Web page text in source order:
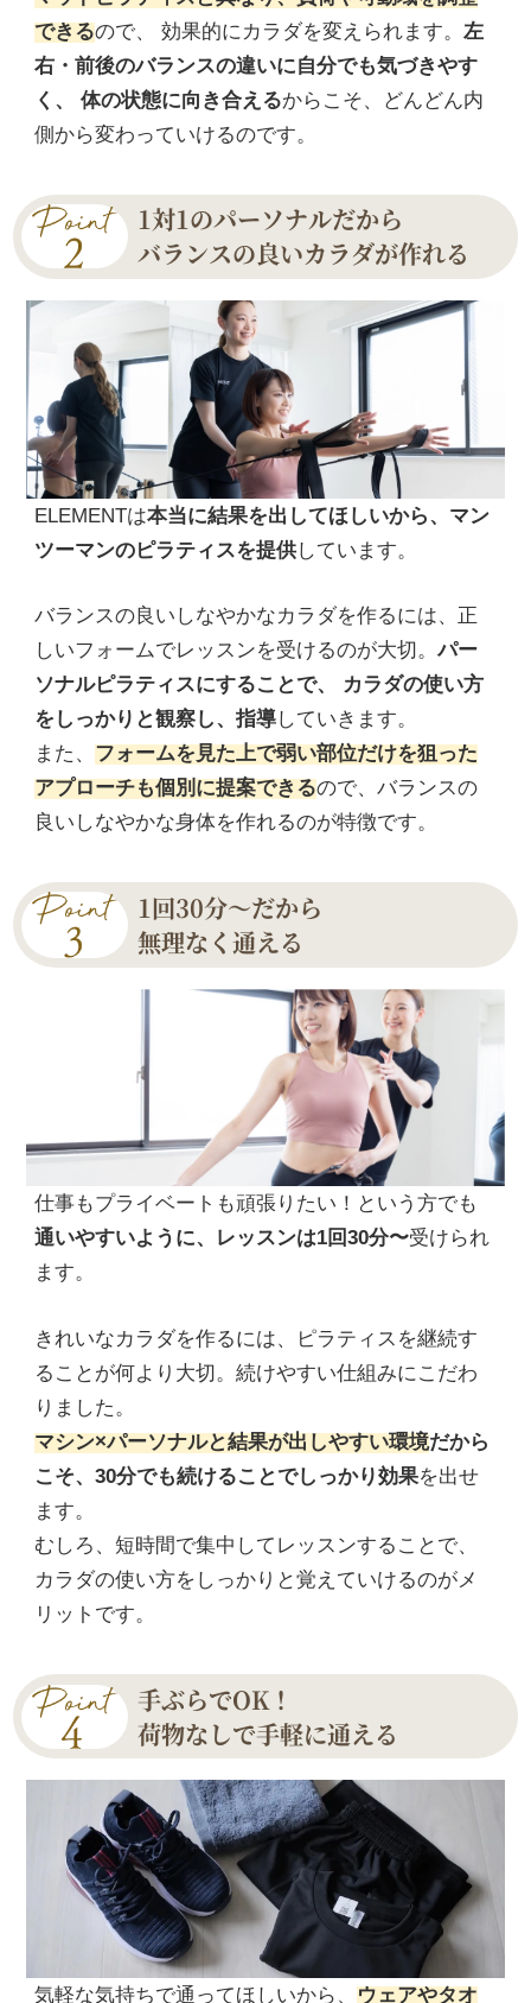
できるので、 効果的にカラダを変えられます。左
右・前後のバランスの違いに自分でも気づきやす
く、 体の状態に向き合えるからこそ、どんどん内
側から変わっていけるのです。
1対1のパーソナルだから
バランスの良いカラダが作れる
ELEMENTは本当に結果を出してほしいから、マン
ツーマンのピラティスを提供しています。
バランスの良いしなやかなカラダを作るには、正
しいフォームでレッスンを受けるのが大切。パー
ソナルピラティスにすることで、 カラダの使い方
をしっかりと観察し、指導していきます。
また、 フォームを見た上で弱い部位だけを狙った
アプローチも個別に提案できるので、バランスの
良いしなやかな身体を作れるのが特徴です。
1回30分〜だから
無理なく通える
仕事もプライベートも頑張りたい！という方でも
通いやすいように、レッスンは1回30分〜受けられ
ます。
きれいなカラダを作るには、ピラティスを継続す
ることが何より大切。続けやすい仕組みにこだわ
りました。
マシン×パーソナルと結果が出しやすい環境だから
こそ、30分でも続けることでしっかり効果を出せ
ます。
むしろ、短時間で集中してレッスンすることで、
カラダの使い方をしっかりと覚えていけるのがメ
リットです。
手ぶらでOK！
荷物なしで手軽に通える
気軽な気持ちで通ってほしいから、 ウェアやタオ